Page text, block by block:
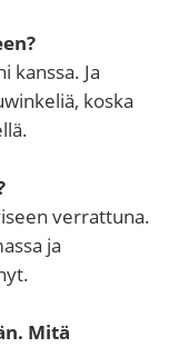
kanssa. Ja
koska
verrattuna.
ja
Mitä